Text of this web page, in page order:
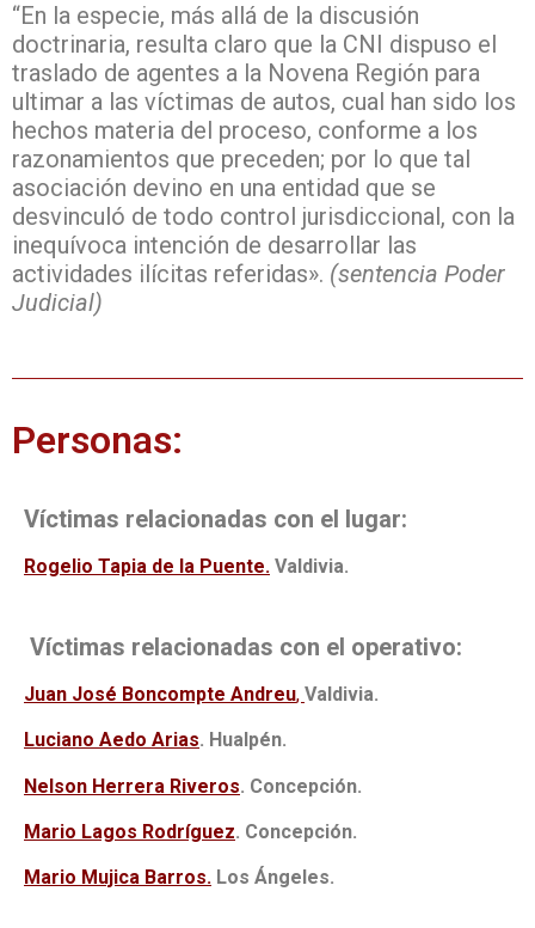
“En la especie, más allá de la discusión
doctrinaria, resulta claro que la CNI dispuso el
traslado de agentes a la Novena Región para
ultimar a las víctimas de autos, cual han sido los
hechos materia del proceso, conforme a los
razonamientos que preceden; por lo que tal
asociación devino en una entidad que se
desvinculó de todo control jurisdiccional, con la
inequívoca intención de desarrollar las
actividades ilícitas referidas». (sentencia Poder
Judicial)
Personas:
Víctimas relacionadas con el lugar:
Rogelio Tapia de la Puente. Valdivia.
Víctimas relacionadas con el operativo:
Juan José Boncompte Andreu, Valdivia.
Luciano Aedo Arias. Hualpén.
Nelson Herrera Riveros. Concepción.
Mario Lagos Rodríguez. Concepción.
Mario Mujica Barros. Los Ángeles.